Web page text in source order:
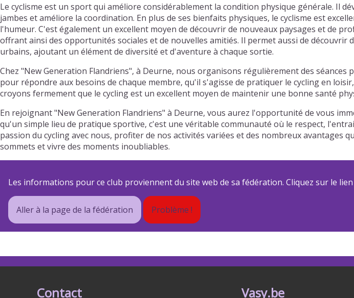
Le cyclisme est un sport qui améliore considérablement la condition physique générale. Il
jambes et améliore la coordination. En plus de ses bienfaits physiques, le cyclisme est
l'humeur. C'est également un excellent moyen de découvrir de nouveaux paysages et de
offrant ainsi des opportunités sociales et de nouvelles amitiés. Il permet aussi de découvrir
urbains, ajoutant un élément de diversité et d'aventure à chaque sortie.
Chez "New Generation Flandriens", à Deurne, nous organisons régulièrement des
pour répondre aux besoins de chaque membre, qu'il s'agisse de pratiquer le cycling en
croyons fermement que le cycling est un excellent moyen de maintenir une bonne santé
En rejoignant "New Generation Flandriens" à Deurne, vous aurez l'opportunité de vous
qu'un simple lieu de pratique sportive, c'est une véritable communauté où le respect,
passion du cycling avec nous, profiter de nos activités variées et des nombreux avantages
sommets et vivre des moments inoubliables.
Les informations pour ce club proviennent du site web de sa fédération. Cliquez sur le
Aller à la page de la fédération Problème !
Contact Vasy.be